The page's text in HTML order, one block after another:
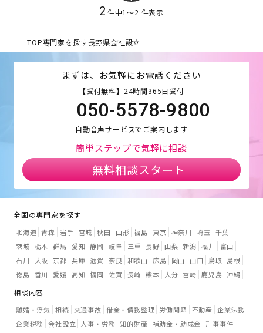
2 件中1〜2 件表示
TOP専門家を探す長野県会社設立
まずは、お気軽にお電話ください
【受付無料】24時間365日受付
050-5578-9800
自動音声サービスでご案内します
簡単ステップで気軽に相談
無料相談スタート
全国の専門家を探す
北海道 青森 岩手 宮城 秋田 山形 福島 東京 神奈川 埼玉
千葉
茨城 栃木 群馬 愛知 静岡 岐阜 三重 長野 山梨 新潟 福井
富山
石川
大阪 京都 兵庫 滋賀 奈良 和歌山 広島 岡山 山口 鳥取
島根
徳島 香川 愛媛 高知 福岡 佐賀 長崎 熊本 大分 宮崎 鹿児島 沖縄
相談内容
離婚・浮気 相続 交通事故 借金・債務整理 労働問題 不動産 企業法務
企業税務 会社設立 人事・労務 知的財産 補助金・助成金 刑事事件